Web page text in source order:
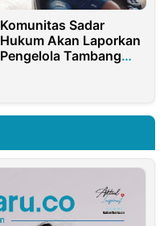
Komunitas Sadar
Hukum Akan Laporkan
Pengelola Tambang